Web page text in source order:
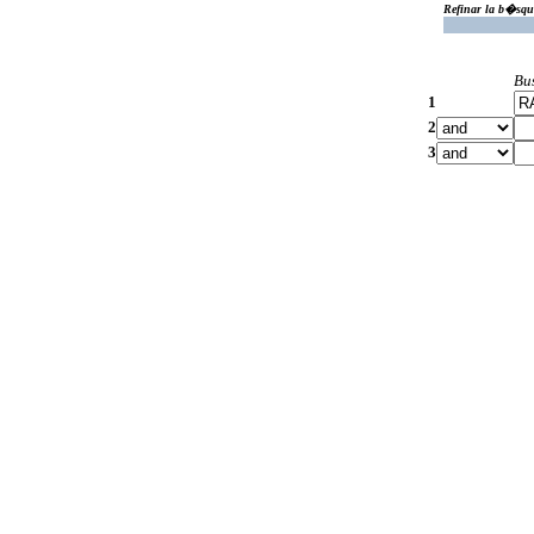
Refinar la
1
2
3